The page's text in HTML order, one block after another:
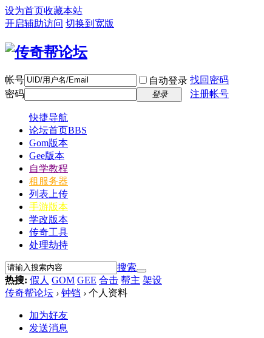
设为首页收藏本站
开启辅助访问 切换到宽版
帐号 自动登录 找回密码
密码
登录 注册帐号
快捷导航
论坛首页BBS
Gom版本
Gee版本
自学教程
租服务器
列表上传
手游版本
学改版本
传奇工具
处理劫持
搜索
热搜: 假人 GOM GEE 合击 帮主 架设
传奇帮论坛 › 钟铛 › 个人资料
加为好友
发送消息